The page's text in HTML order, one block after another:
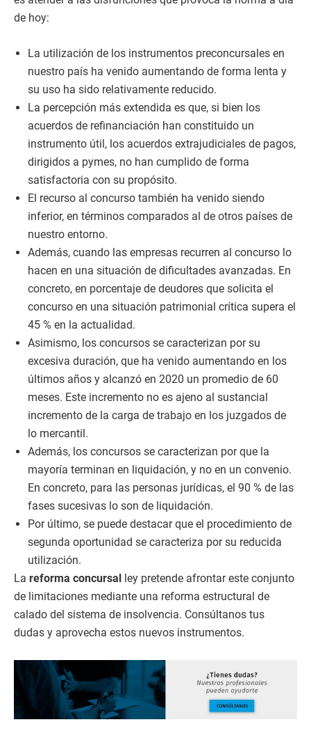
de hoy:
La utilización de los instrumentos preconcursales en
nuestro país ha venido aumentando de forma lenta y
su uso ha sido relativamente reducido.
La percepción más extendida es que, si bien los
acuerdos de refinanciación han constituido un
instrumento útil, los acuerdos extrajudiciales de pagos,
dirigidos a pymes, no han cumplido de forma
satisfactoria con su propósito.
El recurso al concurso también ha venido siendo
inferior, en términos comparados al de otros países de
nuestro entorno.
Además, cuando las empresas recurren al concurso lo
hacen en una situación de dificultades avanzadas. En
concreto, en porcentaje de deudores que solicita el
concurso en una situación patrimonial crítica supera el
45 % en la actualidad.
Asimismo, los concursos se caracterizan por su
excesiva duración, que ha venido aumentando en los
últimos años y alcanzó en 2020 un promedio de 60
meses. Este incremento no es ajeno al sustancial
incremento de la carga de trabajo en los juzgados de
lo mercantil.
Además, los concursos se caracterizan por que la
mayoría terminan en liquidación, y no en un convenio.
En concreto, para las personas jurídicas, el 90 % de las
fases sucesivas lo son de liquidación.
Por último, se puede destacar que el procedimiento de
segunda oportunidad se caracteriza por su reducida
utilización.
La reforma concursal
ley pretende afrontar este conjunto
de limitaciones mediante una reforma estructural de
calado del sistema de insolvencia. Consúltanos tus
dudas y aprovecha estos nuevos instrumentos.